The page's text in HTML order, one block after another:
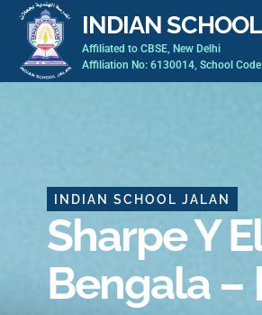
Skip
content
INDIAN
Affiliated to CBSE, New Delhi
Affiliation No: 6130014, School
INDIAN SCHOOL JALAN
Sharpe Y
Bengala –